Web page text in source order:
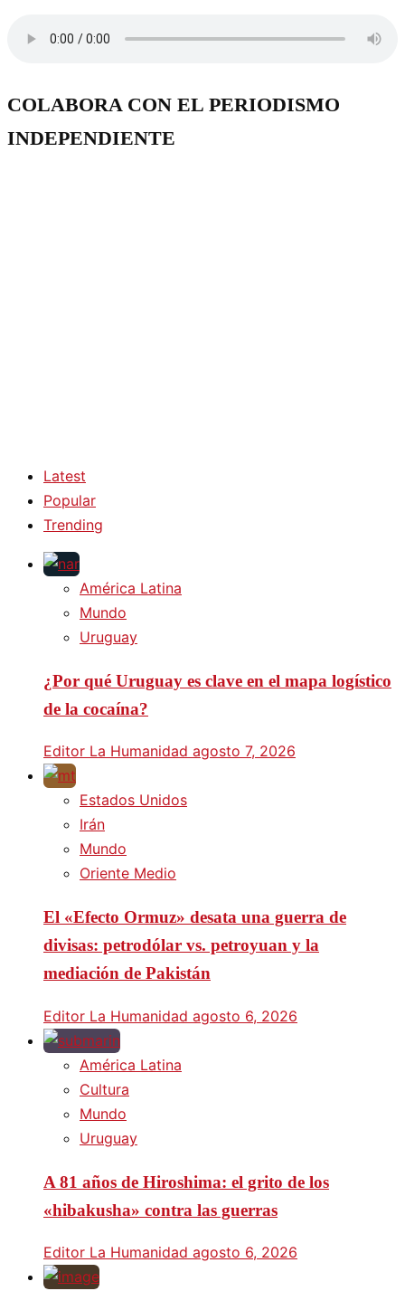
COLABORA CON EL PERIODISMO
INDEPENDIENTE
Latest
Popular
Trending
América Latina
Mundo
Uruguay
¿Por qué Uruguay es clave en el mapa logístico
de la cocaína?
Editor La Humanidad agosto 7, 2026
Estados Unidos
Irán
Mundo
Oriente Medio
El «Efecto Ormuz» desata una guerra de
divisas: petrodólar vs. petroyuan y la
mediación de Pakistán
Editor La Humanidad agosto 6, 2026
América Latina
Cultura
Mundo
Uruguay
A 81 años de Hiroshima: el grito de los
«hibakusha» contra las guerras
Editor La Humanidad agosto 6, 2026